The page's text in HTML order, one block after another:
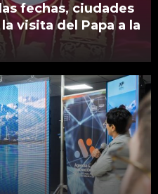
fechas, ciudades
visita del Papa a la